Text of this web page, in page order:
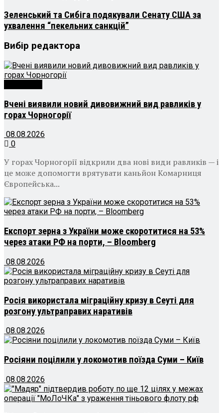
Зеленський та Сибіга подякували Сенату США за
ухвалення “пекельних санкцій”
Вибір редактора
Вчені виявили новий дивовижний вид равликів у
горах Чорногорії
08.08.2026
0
У горах Чорногорії відкрили два нові види равликів — і
це може допомогти врятувати каньйон Комарниця
Європейська...
Експорт зерна з України може скоротитися на 53%
через атаки РФ на порти, – Bloomberg
08.08.2026
Росія використала міграційну кризу в Сеуті для
розгону ультраправих наративів
08.08.2026
Росіяни поцілили у локомотив поїзда Суми – Київ
08.08.2026